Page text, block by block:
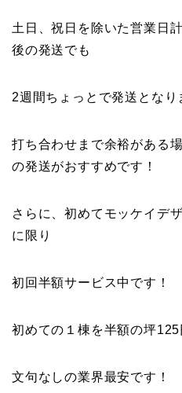
土日、祝日を除いた営業日
後の発送でも
2週間ちょっとで発送となり
打ち合わせまで余裕がある
の発送がおすすめです！
さらに、初めてモッケイデ
に限り
初回半額サービス中です！
初めての１棟を半額の坪125
文句なしの業界最安です！